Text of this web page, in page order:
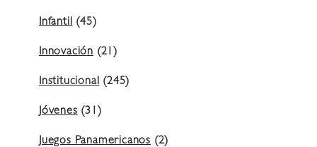
Infantil(45)
Innovación (21)
Institucional(245)
Jóvenes(31)
Juegos Panamericanos (2)